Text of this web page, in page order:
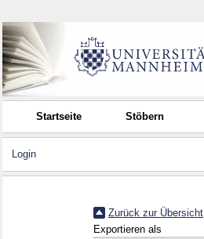
Startseite Stöbern
Login
Zurück zur Übersicht
Exportieren als